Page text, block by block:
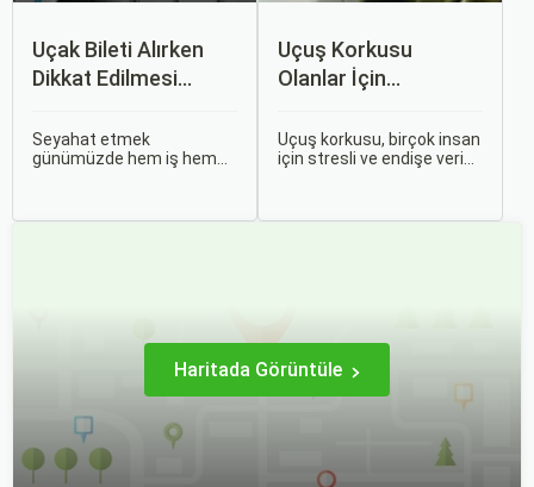
Uçak Bileti Alırken
Dikkat Edilmesi
Nokta
Seyahat etmek
günümüzde hem iş hem
Uçuş Korkusu
Olanlar İçin
Uçuş korkusu, birçok insan
için stresli ve endişe verici
Haritada Görüntüle